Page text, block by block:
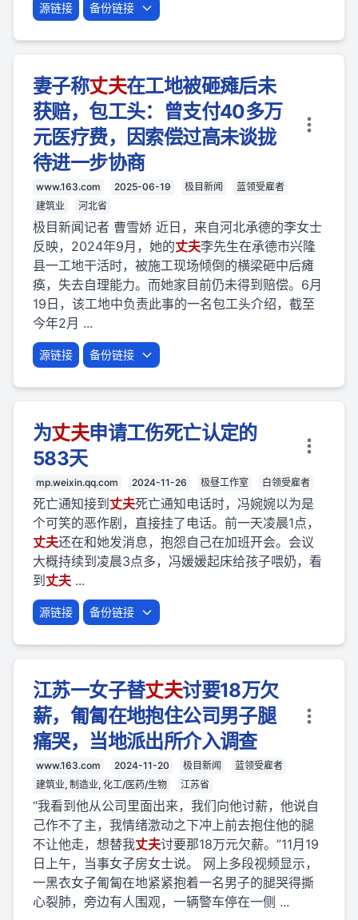
源链接 备份链接
妻子称丈夫在工地被砸瘫后未
获赔，包工头：曾支付40多万
元医疗费，因索偿过高未谈拢
待进一步协商
www.163.com 2025-06-19 极目新闻
蓝领受雇者
建筑业
河北省
极目新闻记者 曹雪娇 近日，来自河北承德的李女士
反映，2024年9月，她的丈夫李先生在承德市兴隆
县一工地干活时，被施工现场倾倒的横梁砸中后瘫
痪，失去自理能力。而她家目前仍未得到赔偿。6月
19日，该工地中负责此事的一名包工头介绍，截至
今年2月 ...
源链接 备份链接
为丈夫申请工伤死亡认定的
583天
mp.weixin.qq.com 2024-11-26 极昼工作室 白领受雇者
死亡通知接到 丈夫死亡通知电话时，冯婉婉以为是
个可笑的恶作剧，直接挂了电话。前一天凌晨1点，
丈夫还在和她发消息，抱怨自己在加班开会。会议
大概持续到凌晨3点多，冯媛媛起床给孩子喂奶，看
到 丈夫 ...
源链接 备份链接
江苏一女子替丈夫讨要18万欠
薪，匍匐在地抱住公司男子腿
痛哭，当地派出所介入调查
www.163.com 2024-11-20 极目新闻
蓝领受雇者
建筑业, 制造业, 化工/医药/生物
江苏省
“我看到他从公司里面出来，我们向他讨薪，他说自
己作不了主，我情绪激动之下冲上前去抱住他的腿
不让他走，想替我丈夫讨要那18万元欠薪。”11月19
日上午，当事女子房女士说。 网上多段视频显示，
一黑衣女子匍匐在地紧紧抱着一名男子的腿哭得撕
心裂肺，旁边有人围观，一辆警车停在一侧 ...